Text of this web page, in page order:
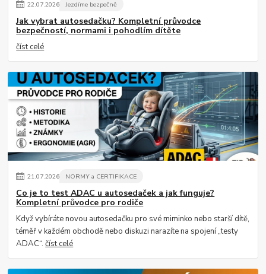
22.07.2026 Jezdíme bezpečně
Jak vybrat autosedačku? Kompletní průvodce
bezpečností, normami i pohodlím dítěte
číst celé
21.07.2026 NORMY a CERTIFIKACE
Co je to test ADAC u autosedaček a jak funguje?
Kompletní průvodce pro rodiče
Když vybíráte novou autosedačku pro své miminko nebo starší dítě,
téměř v každém obchodě nebo diskuzi narazíte na spojení „testy
ADAC“.číst celé